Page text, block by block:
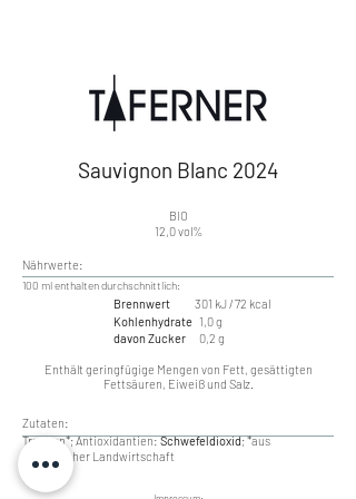
Sauvignon Blanc 2024
BIO
12,0 vol%
Nährwerte:
​100 ml enthalten durchschnittlich:
Brennwert 301 kJ / 72 kcal
Kohlenhydrate 1,0 g
davon Zucker 0,2 g
Enthält geringfügige Mengen von Fett, gesättigten
Fettsäuren, Eiweiß und Salz.
Zutaten:
Trauben*; Antioxidantien:Schwefeldioxid; *aus
ökologischer Landwirtschaft